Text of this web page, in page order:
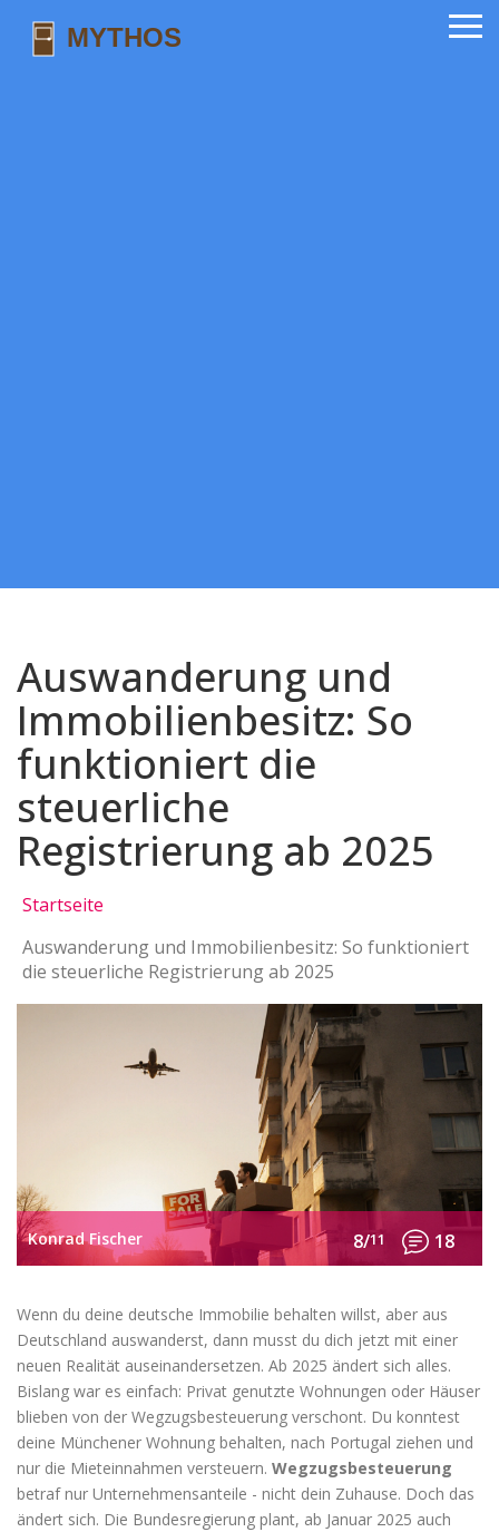
Auswanderung und
Immobilienbesitz: So
funktioniert die
steuerliche
Registrierung ab 2025
Startseite
Auswanderung und Immobilienbesitz: So funktioniert
die steuerliche Registrierung ab 2025
Konrad Fischer 8/11 18
Wenn du deine deutsche Immobilie behalten willst, aber aus
Deutschland auswanderst, dann musst du dich jetzt mit einer
neuen Realität auseinandersetzen. Ab 2025 ändert sich alles.
Bislang war es einfach: Privat genutzte Wohnungen oder Häuser
blieben von der Wegzugsbesteuerung verschont. Du konntest
deine Münchener Wohnung behalten, nach Portugal ziehen und
nur die Mieteinnahmen versteuern. Wegzugsbesteuerung
betraf nur Unternehmensanteile - nicht dein Zuhause. Doch das
ändert sich. Die Bundesregierung plant, ab Januar 2025 auch